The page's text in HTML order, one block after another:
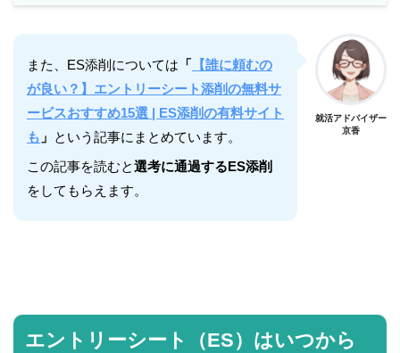
また、ES添削については 「
【誰に頼むの
が良い？】エントリーシート添削の無料サ
ービスおすすめ15選 | ES添削の有料サイト
も 」 という記事にまとめています。
この記事を読むと選考に通過するES添削
をしてもらえます。
就活アドバイザー
京香
エントリーシート（ES）はいつから